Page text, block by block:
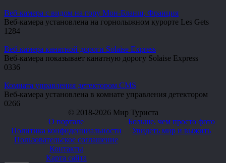
Веб-камера с видом на гору Мон-Бланш, Франция
Веб-камера установлена на горнолыжном курорте Les Gets
1 284
Веб-камера канатной дороги Solaise Express
Веб-камера показывает канатную дорогу Solaise Express
0336
Комната управления детектором CMS
Веб-камера установлена в комнате управления детектором
0266
© 2018-2026 Мир Туриста
О портале
Политика конфиденциальности
Пользовательское соглашение
Контакты
Карта сайта
Больше, чем просто фото
Увидеть мир и выжить